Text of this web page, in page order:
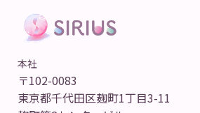
本社
〒102-0083
東京都千代田区麹町1丁目3-11